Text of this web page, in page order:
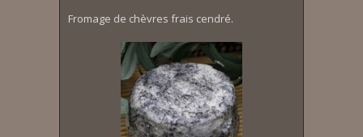
Fromage de chèvres frais cendré.